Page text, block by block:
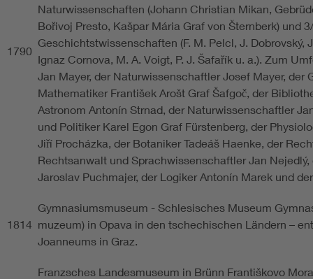
1790
Naturwissenschaften (Johann Christian Mikan,
Bořivoj Presto, Kašpar Mária Graf von Šternberk) und
Geschichtstwissenschaften (F. M. Pelcl, J. Dobrovský,
Ignaz Cornova, M. A. Voigt, P. J. Šafařík u. a.). Zum
Jan Mayer, der Naturwissenschaftler Josef Mayer, der
Mathematiker František Arošt Graf Šafgoč, der
Astronom Antonín Strnad, der Naturwissenschaftler
und Politiker Karel Egon Graf Fürstenberg, der
Jiří Procházka, der Botaniker Tadeáš Haenke, der
Rechtsanwalt und Sprachwissenschaftler Jan
Jaroslav Puchmajer, der Logiker Antonín Marek und
1814
Gymnasiumsmuseum - Schlesisches Museum
muzeum) in Opava in den tschechischen Ländern –
Joanneums in Graz.
Franzsches Landesmuseum in Brünn Františkovo